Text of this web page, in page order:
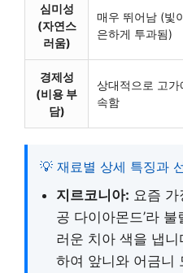
심미성
(자연스
러움)
매우 뛰어남 (빛
은하게 투과됨)
경제성
(비용 부
담)
상대적으로 고가
속함
💡 재료별 상세 특징과
지르코니아: 요즘 가
공 다이아몬드’라
러운 치아 색을 냅
하여 앞니와 어금니